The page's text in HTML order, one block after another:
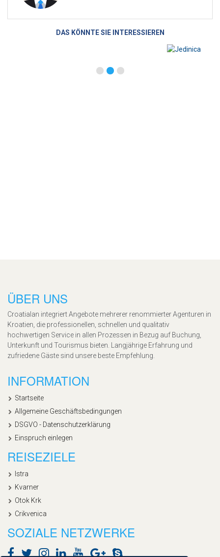
DAS KÖNNTE SIE INTERESSIEREN
ÜBER UNS
Croatialan integriert Angebote mehrerer renommierter Agenturen in
Kroatien, die professionellen, schnellen und qualitativ
hochwertigen Service in allen Prozessen in Bezug auf Buchung,
Unterkunft und Tourismus bieten. Langjährige Erfahrung und
zufriedene Gäste sind unsere beste Empfehlung.
INFORMATION
Startseite
Allgemeine Geschäftsbedingungen
DSGVO - Datenschutzerklärung
Einspruch einlegen
REISEZIELE
Istra
Kvarner
Otok Krk
Crikvenica
SOZIALE NETZWERKE